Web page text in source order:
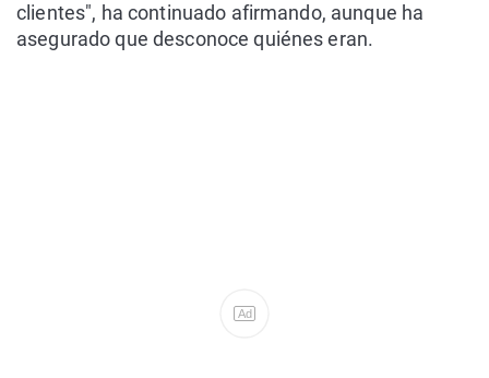
clientes", ha continuado afirmando, aunque ha
asegurado que desconoce quiénes eran.
Ad